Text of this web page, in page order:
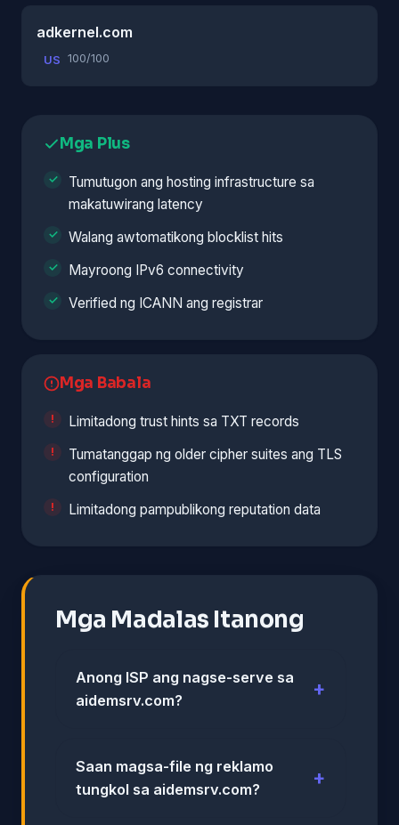
adkernel.com
US 100/100
Mga Plus
Tumutugon ang hosting infrastructure sa
makatuwirang latency
Walang awtomatikong blocklist hits
Mayroong IPv6 connectivity
Verified ng ICANN ang registrar
Mga Babala
Limitadong trust hints sa TXT records
Tumatanggap ng older cipher suites ang TLS
configuration
Limitadong pampublikong reputation data
Mga Madalas Itanong
Anong ISP ang nagse-serve sa
aidemsrv.com?
Saan magsa-file ng reklamo
tungkol sa aidemsrv.com?